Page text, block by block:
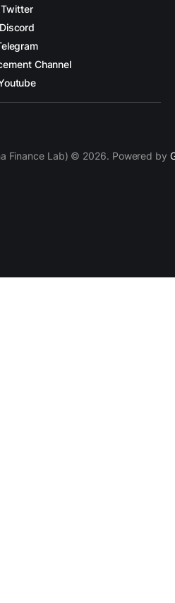
Twitter
Discord
Channel
Finance Lab) © 2026. Powered by